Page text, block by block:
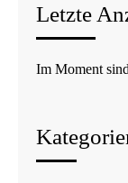
Letzte
Im Moment